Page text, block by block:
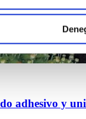
adhesivo y